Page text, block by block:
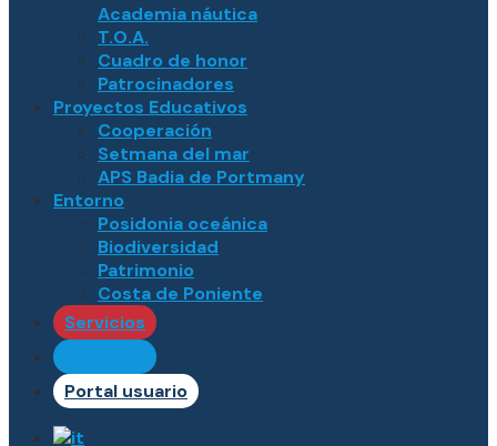
Academia náutica
T.O.A.
Cuadro de honor
Patrocinadores
Proyectos Educativos
Cooperación
Setmana del mar
APS Badia de Portmany
Entorno
Posidonia oceánica
Biodiversidad
Patrimonio
Costa de Poniente
Servicios
Portal usuario